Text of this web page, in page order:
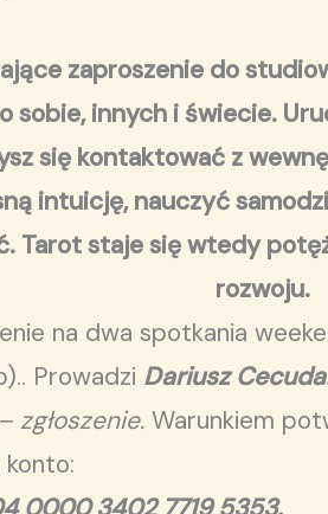
zaproszenie do
sobie, innych i świecie.
się kontaktować z
intuicję, nauczyć
Tarot staje się wtedy
rozwoju.
na dwa spotkania
Prowadzi Dariusz
zgłoszenie. Warunkiem